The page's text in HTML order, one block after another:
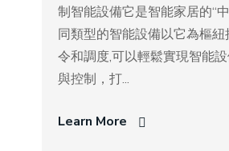
制智能設備它是智能家居的“
同類型的智能設備以它為樞紐
令和調度,可以輕鬆實現智能
與控制，打...
Learn More